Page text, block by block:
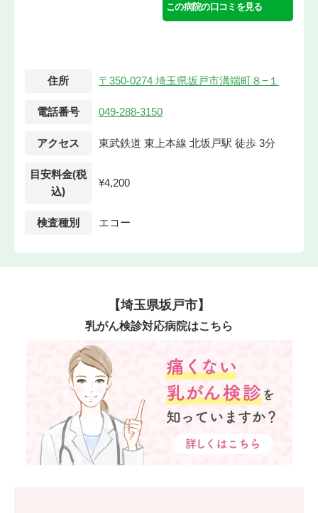
この病院の口コミを見る
住所 〒350-0274 埼玉県坂戸市溝端町８−１
電話番号 049-288-3150
アクセス 東武鉄道 東上本線 北坂戸駅 徒歩 3分
目安料金(税
込)
¥4,200
検査種別 エコー
【埼玉県坂戸市】
乳がん検診対応病院はこちら